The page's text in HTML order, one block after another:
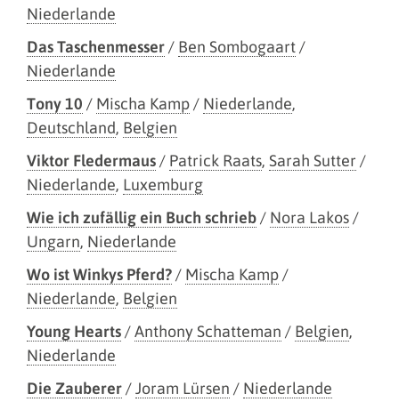
Niederlande
Das Taschenmesser/ Ben Sombogaart/
Niederlande
Tony 10 / Mischa Kamp/ Niederlande,
Deutschland, Belgien
Viktor Fledermaus/ Patrick Raats, Sarah Sutter /
Niederlande, Luxemburg
Wie ich zufällig ein Buch schrieb/ Nora Lakos/
Ungarn, Niederlande
Wo ist Winkys Pferd?/ Mischa Kamp/
Niederlande, Belgien
Young Hearts/Anthony Schatteman / Belgien,
Niederlande
Die Zauberer/Joram Lürsen / Niederlande